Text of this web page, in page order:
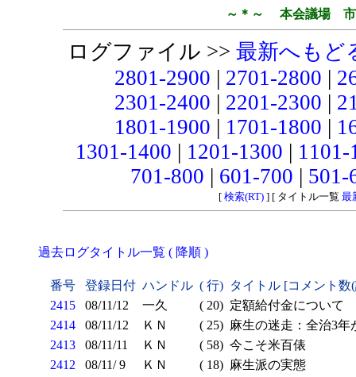
～＊～ 本会議場 市
ログファイル >> 最新へもど
2801-2900 | 2701-2800 |
2301-2400 | 2201-2300 |
1801-1900 | 1701-1800 |
1301-1400 | 1201-1300 |
701-800 | 601-700 |
[ 検索(RT)] [ タイトル一覧 最
過去ログタイトル一覧 ( 降順 )
番号 登録日付 ハンドル ( 行) タイトル [コメント
2415
08/11/12 一久 ( 20) 定額給付金について
2414
08/11/12 ＫＮ ( 25) 麻生の迷走：全治3年
2413
08/11/11 ＫＮ ( 58) 今こそ米百俵
2412
08/11/ 9 ＫＮ ( 18) 麻生派の実態